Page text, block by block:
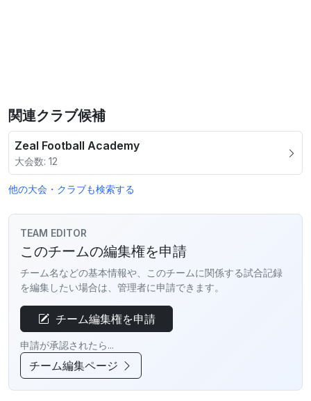
関連クラブ候補
Zeal Football Academy
大会数: 12
他の大会・クラブも検索する
TEAM EDITOR
このチームの編集権を申請
チーム名などの基本情報や、このチームに関係する試合記録
を編集したい場合は、管理者に申請できます。
チーム編集権を申請
申請が承認されたら...
チーム編集ページ